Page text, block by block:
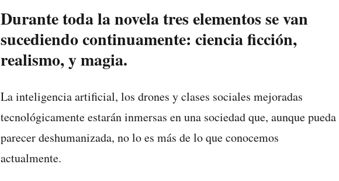
Durante toda la novela tres elementos se van
sucediendo continuamente: ciencia ficción,
realismo, y magia.
La inteligencia artificial, los drones y clases sociales mejoradas
tecnológicamente estarán inmersas en una sociedad que, aunque pueda
parecer deshumanizada, no lo es más de lo que conocemos
actualmente.